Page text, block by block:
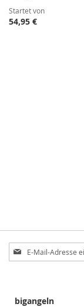
Startet von
54,95 €
Anmeldung
zum
bigangeln